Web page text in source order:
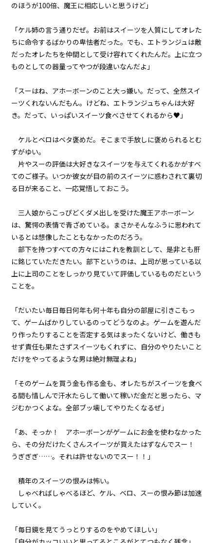
ビューワー設定
文字サイズ
小 中
背景色
黒 白
組み方向
横組み
悪役令嬢、マッドなんとか地獄の
episode16
悪役令嬢、常にプラス思考で行動
する。
悪役令嬢、専属メイドの参戦を認
める。
悪役令嬢、ど根性メイドの戦働き
に見惚れる。
episode19
悪役令嬢、専属メイドが語るエピ
ソードにちょっぴり昔を思い出
す。
episode20
悪役令嬢、0＋0＝0だから地獄で
は無敵モード。
episode21
幕間狂言：正ヒロイン、ずっと自
分のターンを確信する。しかし、
episode22
小休止：悪役令嬢、地獄でグルメ
紀行。《台湾ラーメン編》
episode23
悪役令嬢、武器を所望する。
episode24
悪役令嬢、現在の地獄の統治状況
を知る。
悪役令嬢、近代兵器と相対する。
episode26
episode27
episode28
のほうが100倍、魔王に相応しいと思うけど」
「ケル姉の言う通りだぜ。お前はスイーツを人質にしてオレた
ちに命令するばかりの卑怯者だった。でも、エトランジュは敵
だったオレたちを仲間として受け容れてくれたんだ。上に立つ
ものとしての器量ってやつが段違いなんだよ」
「スーはね、アホーボーンのこと大っ嫌い。だって、全然スイ
ーツくれないんだもん。けどね、エトランジュちゃんは大好
き。だって、いっぱいスイーツ食べさせてくれるから♥」
ケルとベロはベタ褒めだ。そこまで手放しに褒められるとむ
ずがゆい。
片やスーの評価は大好きなスイーツを与えてくれるかがすべ
てのご様子。いつか彼女が目の前のスイーツに惑わされて裏切
る日が来ること、一応覚悟しておこう。
三人娘からこっぴどくダメ出しを受けた魔王アホーボーン
は、驚愕の表情で青ざめている。まさかそんなふうに思われて
いるとは想像したこともなかったのだろう。
部下を持つすべての方々にはこれを教訓として、是非とも肝
に銘じていただきたい。部下というのは、上司が思っている以
上に上司のことをしっかり見ていて評価しているものだという
ことを。
「だいたい毎日毎日何年も何十年も自分の部屋に引きこもっ
て、ゲームばかりしているのってどうなのよ。ゲームを遊んだ
り作ったりすることを否定する気はまったくないけど、働きも
せず責任も果たさずスイーツもくれずに、自分のやりたいこと
だけをやってるような男は絶対無理よね」
「そのゲームを買う金も作る金も、オレたちがスイーツを食べ
る間も惜しんで汗水たらして働いて稼いだ金だと思ったら、マ
ジむかつくよな。全部ブッ壊してやりたくなるぜ」
「あ、そっか！ アホーボーンがゲームにお金を使わなかった
ら、その分だけたくさんスイーツが買えたはずなんでスー！
うぎぎぎ……。それは許せないのでスー！！」
積年のスイーツの恨みは怖い。
しゃべればしゃべるほど、ケル、ベロ、スーの恨み節は加速
していく。
「毎日鏡を見てうっとりするのをやめてほしい」